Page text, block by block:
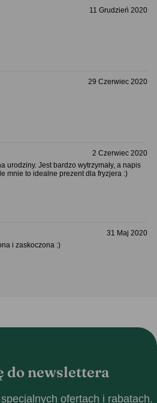
11 Grudzień 2020
29 Czerwiec 2020
2 Czerwiec 2020
urodziny. Jest bardzo wytrzymały, a napis
mnie to idealne prezent dla fryzjera :)
31 Maj 2020
i zaskoczona :)
do newslettera
ofertach i rabatach.